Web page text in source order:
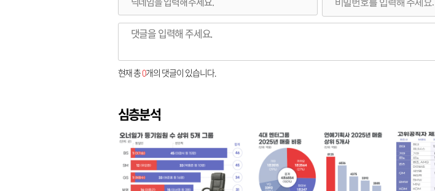
현재 총0개의 댓글이 있습니다.
심층분석